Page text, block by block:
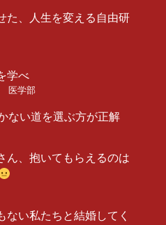
た、人生を変える自由研
学べ
医学部
ない道を選ぶ方が正解
ん、抱いてもらえるのは
ない私たちと結婚してく